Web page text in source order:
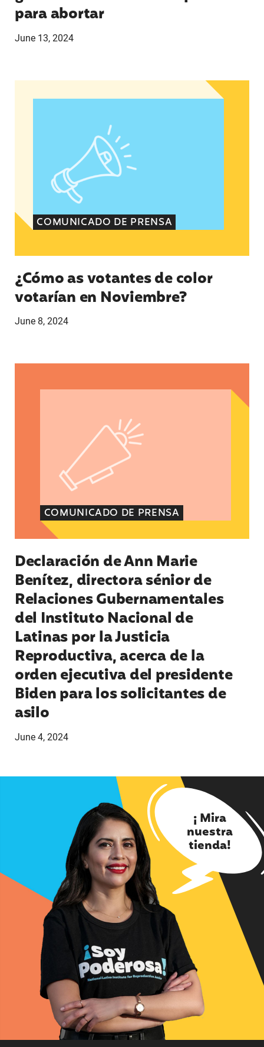
para abortar
June 13, 2024
¿Cómo as votantes de color votarían en
COMUNICADO DE PRENSA
¿Cómo as votantes de color
votarían en Noviembre?
June 8, 2024
COMUNICADO DE PRENSA
Declaración de Ann Marie
Benítez, directora sénior de
Relaciones Gubernamentales
del Instituto Nacional de
Latinas por la Justicia
Reproductiva, acerca de la
orden ejecutiva del presidente
Biden para los solicitantes de
asilo
June 4, 2024
¡ Mira
nuestra
tienda!